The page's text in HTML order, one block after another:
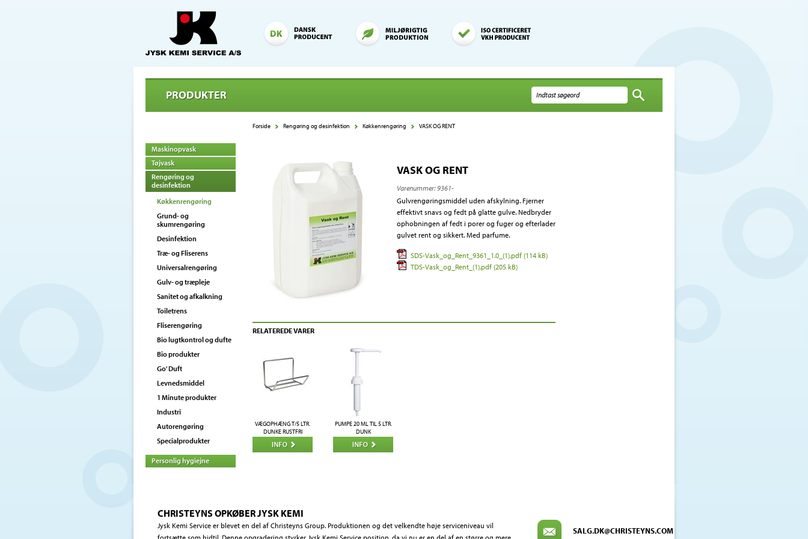
PRODUKTER
Maskinopvask
Tøjvask
Rengøring og
desinfektion
Køkkenrengøring
Grund- og
skumrengøring
Desinfektion
Træ- og Fliserens
Universalrengøring
Gulv- og træpleje
Sanitet og afkalkning
Toiletrens
Fliserengøring
Bio lugtkontrol og dufte
Bio produkter
Go' Duft
Levnedsmiddel
1 Minute produkter
Industri
Autorengøring
Specialprodukter
Personlig hygiejne
Forside Rengøring og desinfektion Køkkenrengøring VASK OG RENT
VASK OG RENT
Varenummer:9361-
Gulvrengøringsmiddel uden afskylning. Fjerner
effektivt snavs og fedt på glatte gulve. Nedbryder
ophobningen af fedt i porer og fuger og efterlader
gulvet rent og sikkert. Med parfume.
SDS-Vask_og_Rent_9361_1.0_(1).pdf (114 kB)
TDS-Vask_og_Rent_(1).pdf (205 kB)
RELATEREDE VARER
VÆGOPHÆNG T/5 LTR.
DUNKE RUSTFRI
PUMPE 20 ML TIL 5 LTR.
DUNK
CHRISTEYNS OPKØBER JYSK KEMI
Jysk Kemi Service er blevet en del af Christeyns Group. Produktionen og det velkendte høje serviceniveau vil
SALG.DK@CHRISTEYNS.COM